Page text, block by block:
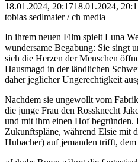
18.01.2024, 20:1718.01.2024,
tobias sedlmaier / ch media
In ihrem neuen Film spielt Luna
wundersame Begabung: Sie singt
sich die Herzen der Menschen
Hausmagd in der ländlichen
daher jeglicher Ungerechtigkeit
Nachdem sie ungewollt vom
die junge Frau den Rossknecht
und mit ihm einen Hof begründen.
Zukunftspläne, während Elsie mit
Hubacher) auf jemanden trifft,